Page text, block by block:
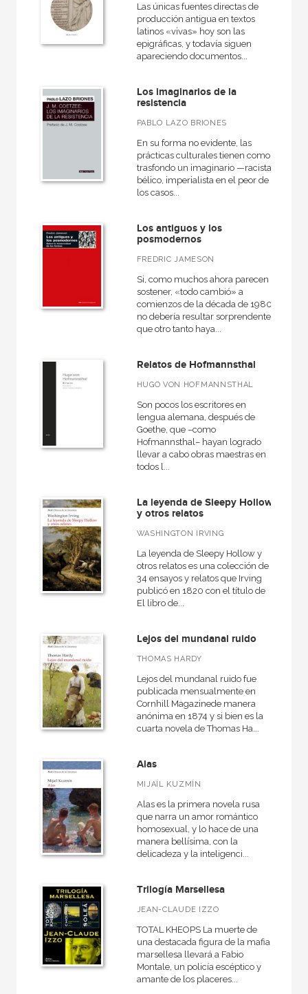
Las únicas fuentes directas de
producción antigua en textos
latinos «vivas» hoy son las
epigráficas, y todavía siguen
apareciendo documentos...
Los imaginarios de la
resistencia
PABLO LAZO BRIONES
En su forma no evidente, las
prácticas culturales tienen como
trasfondo un imaginario —racista,
bélico, imperialista en el peor de
los casos...
Los antiguos y los
posmodernos
FREDRIC JAMESON
Si, como muchos ahora parecen
sostener, «todo cambió» a
comienzos de la década de 1980,
no debería resultar sorprendente
que otro tanto haya...
Relatos de Hofmannsthal
HUGO VON HOFMANNSTHAL
Son pocos los escritores en
lengua alemana, después de
Goethe, que –como
Hofmannsthal– hayan logrado
llevar a cabo obras maestras en
todos l...
La leyenda de Sleepy Hollow
y otros relatos
WASHINGTON IRVING
La leyenda de Sleepy Hollow y
otros relatos es una colección de
34 ensayos y relatos que Irving
publicó en 1820 con el título de
El libro de...
Lejos del mundanal ruido
THOMAS HARDY
Lejos del mundanal ruido fue
publicada mensualmente en
Cornhill Magazinede manera
anónima en 1874 y si bien es la
cuarta novela de Thomas Ha...
Alas
MIJAÍL KUZMÍN
Alas es la primera novela rusa
que narra un amor romántico
homosexual, y lo hace de una
manera bellísima, con la
delicadeza y la inteligenci...
Trilogía Marsellesa
JEAN-CLAUDE IZZO
TOTAL KHEOPS La muerte de
una destacada figura de la mafia
marsellesa llevará a Fabio
Montale, un policía escéptico y
amante de los placeres...